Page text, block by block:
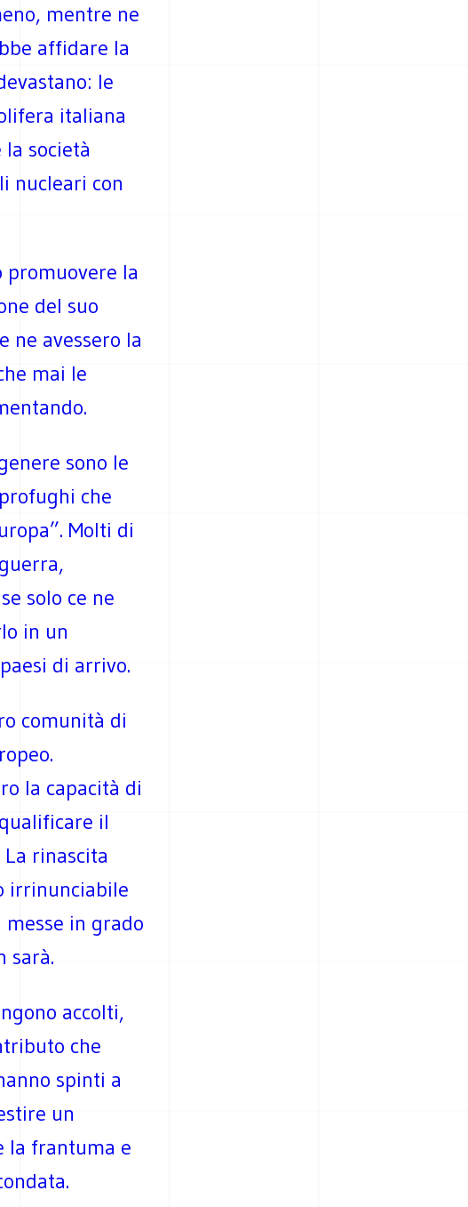
mentre ne
affidare la
le
italiana
società
nucleari con
promuovere la
del suo
ne avessero la
mai le
sono le
che
Molti di
solo ce ne
in un
di arrivo.
comunità di
la capacità di
il
rinascita
irrinunciabile
in grado
sarà.
accolti,
che
spinti a
un
la frantuma e